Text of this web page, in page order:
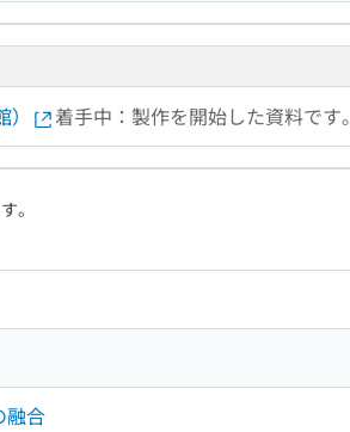
着手中：製作を開始した資料です。
。
融合